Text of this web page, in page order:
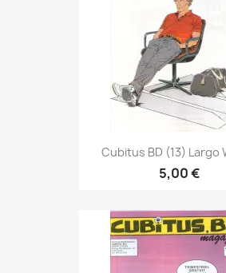
Cubitus BD (13) Largo
5,00 €